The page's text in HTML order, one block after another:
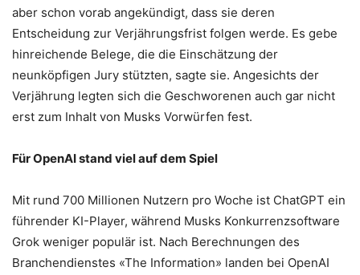
aber schon vorab angekündigt, dass sie deren
Entscheidung zur Verjährungsfrist folgen werde. Es gebe
hinreichende Belege, die die Einschätzung der
neunköpfigen Jury stützten, sagte sie. Angesichts der
Verjährung legten sich die Geschworenen auch gar nicht
erst zum Inhalt von Musks Vorwürfen fest.
Für OpenAI stand viel auf dem Spiel
Mit rund 700 Millionen Nutzern pro Woche ist ChatGPT ein
führender KI-Player, während Musks Konkurrenzsoftware
Grok weniger populär ist. Nach Berechnungen des
Branchendienstes «The Information» landen bei OpenAI